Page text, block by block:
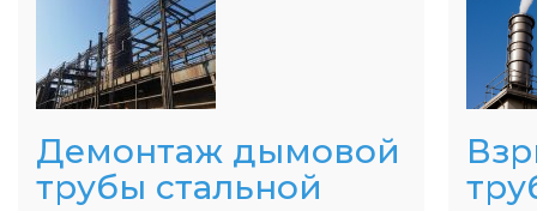
Демонтаж дымовой
трубы стальной